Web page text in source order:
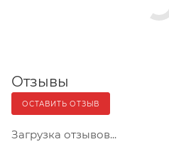
Отзывы
ОСТАВИТЬ ОТЗЫВ
Загрузка отзывов...